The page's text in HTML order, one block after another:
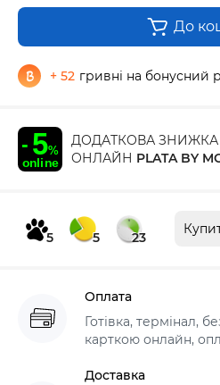
До
+ 52 гривні на бонусний
ДОДАТКОВА ЗНИЖКА
ОНЛАЙН PLATA BY
5 5 23
Оплата
Готівка, термінал,
карткою онлайн,
Доставка